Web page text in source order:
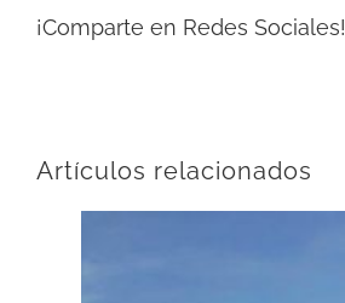
¡Comparte en Redes Sociales!
Artículos relacionados